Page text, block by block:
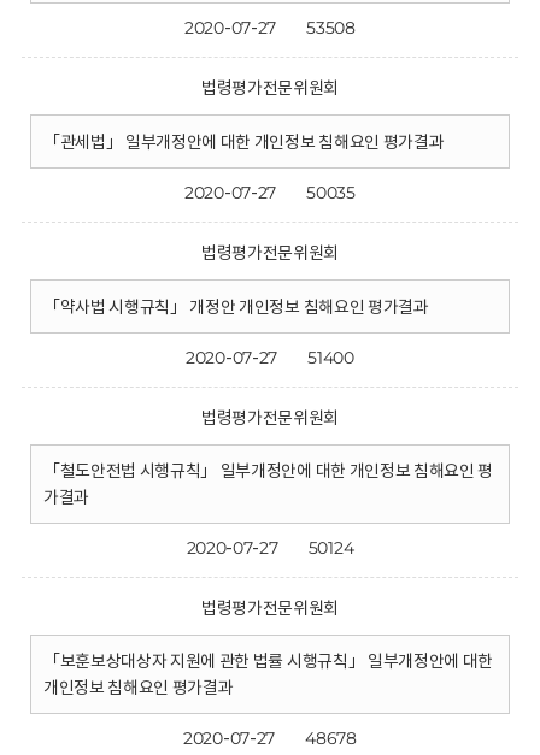
2020-07-27 53508
법령평가전문위원회
「관세법」 일부개정안에 대한 개인정보 침해요인 평가결과
2020-07-27 50035
법령평가전문위원회
「약사법 시행규칙」 개정안 개인정보 침해요인 평가결과
2020-07-27 51400
법령평가전문위원회
「철도안전법 시행규칙」 일부개정안에 대한 개인정보 침해요인 평
가결과
2020-07-27 50124
법령평가전문위원회
「보훈보상대상자 지원에 관한 법률 시행규칙」 일부개정안에 대한
개인정보 침해요인 평가결과
2020-07-27 48678